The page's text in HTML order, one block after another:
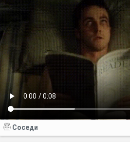
Соседи